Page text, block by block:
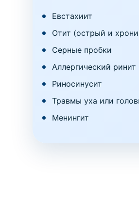
Евстахиит
Отит (острый и
Серные пробки
Аллергический ринит
Риносинусит
Травмы уха или
Менингит